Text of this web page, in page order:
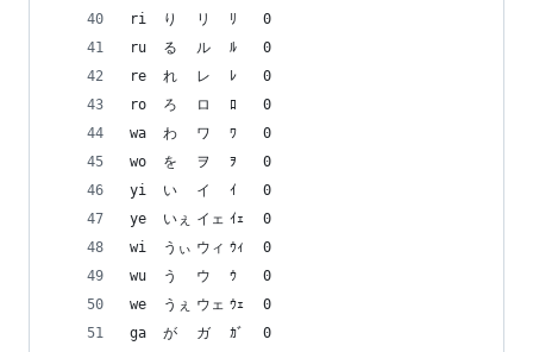
ri	り	リ	ﾘ	0
ru	る	ル	ﾙ	0
re	れ	レ	ﾚ	0
ro	ろ	ロ	ﾛ	0
wa	わ	ワ	ﾜ	0
wo	を	ヲ	ｦ	0
yi	い	イ	ｲ	0
ye	いぇ	イェ	ｲｪ	0
wi	うぃ	ウィ	ｳｨ	0
wu	う	ウ	ｳ	0
we	うぇ	ウェ	ｳｪ	0
ga	が	ガ	ｶﾞ	0